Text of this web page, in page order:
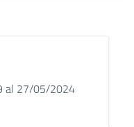
al 27/05/2024